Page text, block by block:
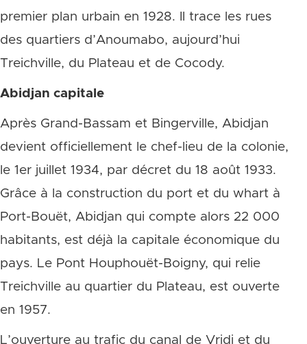
premier plan urbain en 1928. Il trace les rues
des quartiers d’Anoumabo, aujourd’hui
Treichville, du Plateau et de Cocody.
Abidjan capitale
Après Grand-Bassam et Bingerville, Abidjan
devient officiellement le chef-lieu de la colonie,
le 1er juillet 1934, par décret du 18 août 1933.
Grâce à la construction du port et du whart à
Port-Bouët, Abidjan qui compte alors 22 000
habitants, est déjà la capitale économique du
pays. Le Pont Houphouët-Boigny, qui relie
Treichville au quartier du Plateau, est ouverte
en 1957.
L’ouverture au trafic du canal de Vridi et du